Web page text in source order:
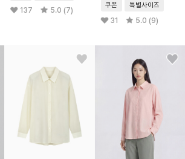
137 5.0 (7)
쿠폰 특별사이즈
31 5.0 (9)